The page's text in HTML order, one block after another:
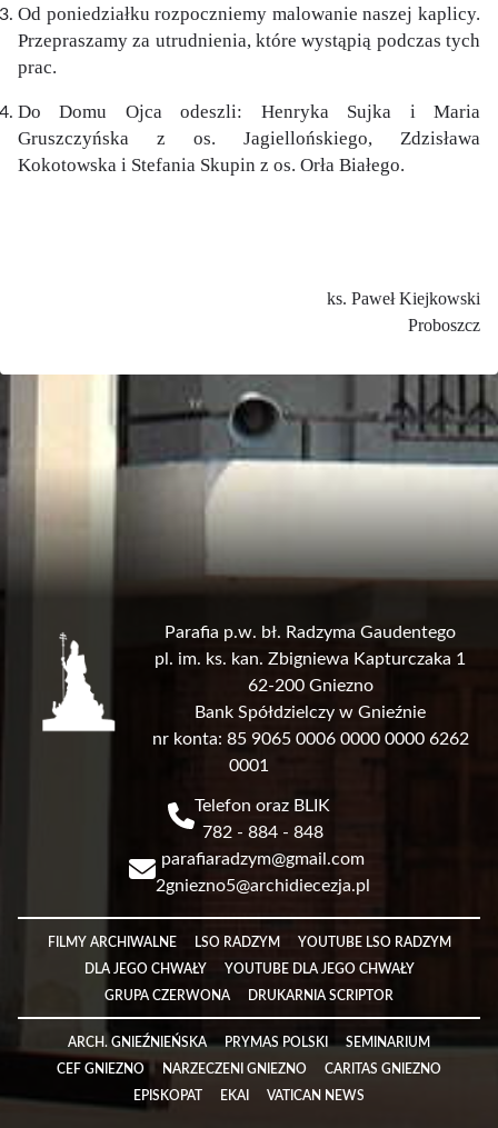
Od poniedziałku rozpoczniemy malowanie naszej kaplicy.
Przepraszamy za utrudnienia, które wystąpią podczas tych
prac.
Do Domu Ojca odeszli: Henryka Sujka i Maria
Gruszczyńska z os. Jagiellońskiego, Zdzisława
Kokotowska i Stefania Skupin z os. Orła Białego.
ks. Paweł Kiejkowski
Proboszcz
Parafia p.w. bł. Radzyma Gaudentego
pl. im. ks. kan. Zbigniewa Kapturczaka 1
62-200 Gniezno
Bank Spółdzielczy w Gnieźnie
nr konta: 85 9065 0006 0000 0000 6262
0001
Telefon oraz BLIK
782 - 884 - 848
parafiaradzym@gmail.com
2gniezno5@archidiecezja.pl
LinkFILMY ARCHIWALNE LSO RADZYM
YOUTUBE LSO RADZYM
DLA JEGO CHWAŁY
YOUTUBE DLA JEGO CHWAŁY
GRUPA CZERWONA
DRUKARNIA SCRIPTOR
ARCH. GNIEŹNIEŃSKA PRYMAS POLSKI
SEMINARIUM
CEF GNIEZNO
NARZECZENI GNIEZNO
CARITAS GNIEZNO
EPISKOPAT
EKAI VATICAN NEWS